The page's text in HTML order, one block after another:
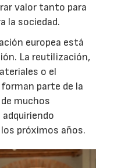
valor tanto para
la sociedad.
europea está
La reutilización,
o el
parte de la
muchos
próximos años.